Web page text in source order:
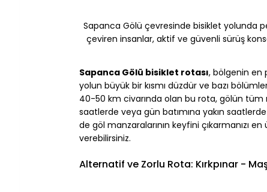
Sapanca Gölü çevresinde bisiklet yolunda
çeviren insanlar, aktif ve güvenli sürüş
Sapanca Gölü bisiklet rotası, bölgenin en
yolun büyük bir kısmı düzdür ve bazı
40-50 km civarında olan bu rota, gölün tüm
saatlerde veya gün batımına yakın
de göl manzaralarının keyfini çıkarmanızı
verebilirsiniz.
Alternatif ve Zorlu Rota: Kırkpınar -